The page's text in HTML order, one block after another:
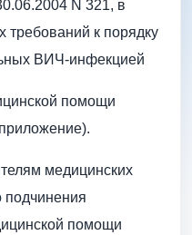
N 321, в
требований к порядку
ВИЧ-инфекцией
помощи
медицинских
подчинения
помощи